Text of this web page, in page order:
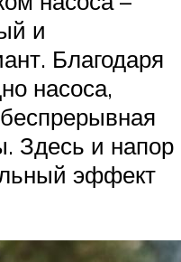
и
Благодаря
насоса,
Здесь и напор
эффект